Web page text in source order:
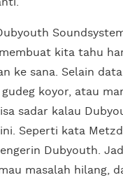
kita tahu
ke sana. Selain
koyor, atau
sadar kalau
Seperti kata
Dubyouth.
masalah hilang,